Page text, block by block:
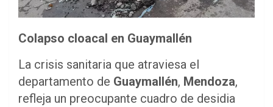
Colapso cloacal en Guaymallén
La crisis sanitaria que atraviesa el
departamento de Guaymallén, Mendoza,
refleja un preocupante cuadro de desidia